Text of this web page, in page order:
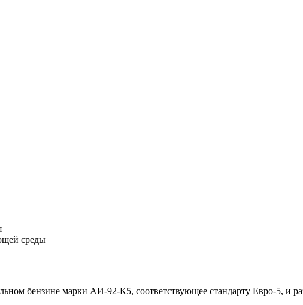
среды
бензине марки АИ-92-К5, соответствующее стандарту Евро-5, и